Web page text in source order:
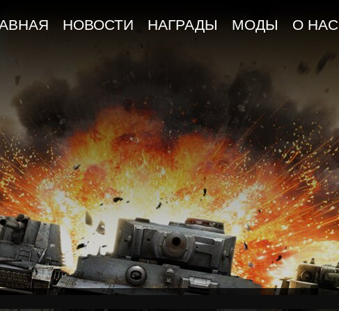
НОВОСТИ НАГРАДЫ МОДЫ О НАС